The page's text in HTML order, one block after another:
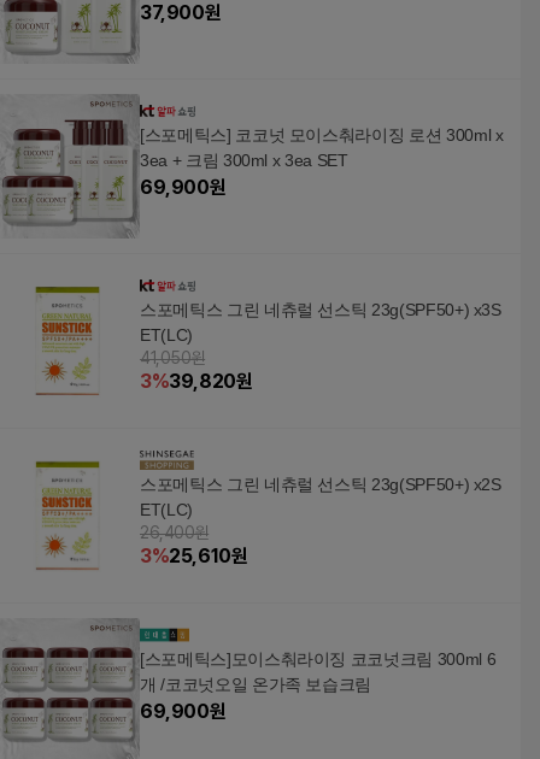
37,900원
[스포메틱스] 코코넛 모이스춰라이징 로션 300ml x
3ea + 크림 300ml x 3ea SET
69,900원
스포메틱스 그린 네츄럴 선스틱 23g(SPF50+) x3S
ET(LC)
41,050원
3%39,820원
스포메틱스 그린 네츄럴 선스틱 23g(SPF50+) x2S
ET(LC)
26,400원
3%25,610원
[스포메틱스]모이스춰라이징 코코넛크림 300ml 6
개 /코코넛오일 온가족 보습크림
69,900원